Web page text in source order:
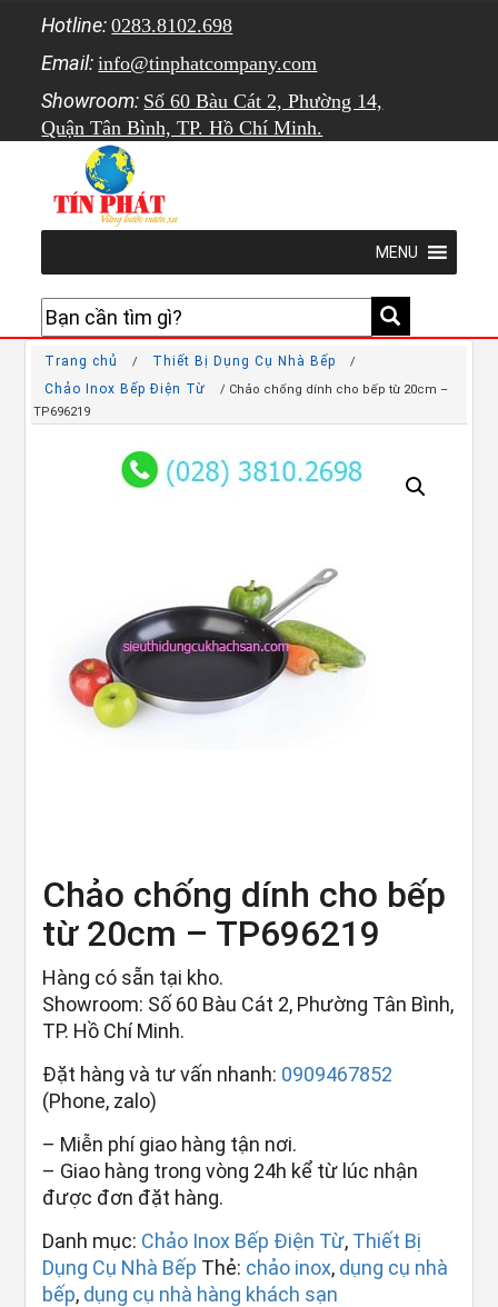
Hotline: 0283.8102.698
Email: info@tinphatcompany.com
Showroom: Số 60 Bàu Cát 2, Phường 14,
Quận Tân Bình, TP. Hồ Chí Minh.
MENU
Trang chủ / Thiết Bị Dụng Cụ Nhà Bếp /
Chảo Inox Bếp Điện Từ
/ Chảo chống dính cho bếp từ 20cm –
TP696219
Chảo chống dính cho bếp
từ 20cm – TP696219
Hàng có sẵn tại kho.
Showroom: Số 60 Bàu Cát 2, Phường Tân Bình,
TP. Hồ Chí Minh.
Đặt hàng và tư vấn nhanh: 0909467852
(Phone, zalo)
– Miễn phí giao hàng tận nơi.
– Giao hàng trong vòng 24h kể từ lúc nhận
được đơn đặt hàng.
Danh mục: Chảo Inox Bếp Điện Từ, Thiết Bị
Dụng Cụ Nhà Bếp Thẻ: chảo inox, dụng cụ nhà
bếp, dụng cụ nhà hàng khách sạn